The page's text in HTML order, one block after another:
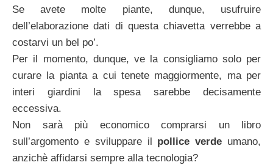
Se avete molte piante, dunque, usufruire
dell’elaborazione dati di questa chiavetta verrebbe a
costarvi un bel po’.
Per il momento, dunque, ve la consigliamo solo per
curare la pianta a cui tenete maggiormente, ma per
interi giardini la spesa sarebbe decisamente
eccessiva.
Non sarà più economico comprarsi un libro
sull’argomento e sviluppare il pollice verde umano,
anzichè affidarsi sempre alla tecnologia?